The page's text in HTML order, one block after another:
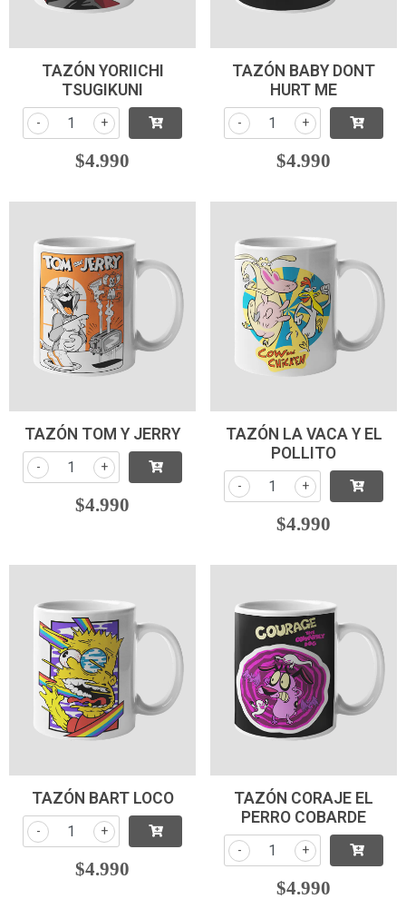
TAZÓN YORIICHI
TSUGIKUNI
+
-
$4.990
TAZÓN BABY DONT
HURT ME
+
-
$4.990
TAZÓN TOM Y JERRY
+
-
$4.990
TAZÓN LA VACA Y EL
POLLITO
+
-
$4.990
TAZÓN BART LOCO
+
-
$4.990
TAZÓN CORAJE EL
PERRO COBARDE
+
-
$4.990